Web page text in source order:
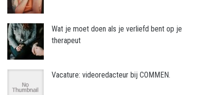
Wat je moet doen als je verliefd bent op je
therapeut
Vacature: videoredacteur bij COMMEN.